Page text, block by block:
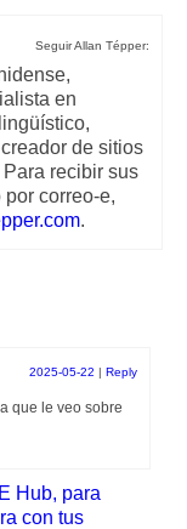
Seguir Allan Tépper:
en
de sitios
Para recibir sus
correo-e,
.
2025-05-22 | Reply
que le veo sobre
Hub, para
con tus